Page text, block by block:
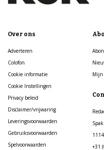
Over ons
Adverteren
Colofon
Cookie informatie
Cookie Instellingen
Privacy beleid
Disclaimer/vrijwaring
Leveringsvoorwaarden
Gebruiksvoorwaarden
Spelvoorwaarden
Mijn
+31